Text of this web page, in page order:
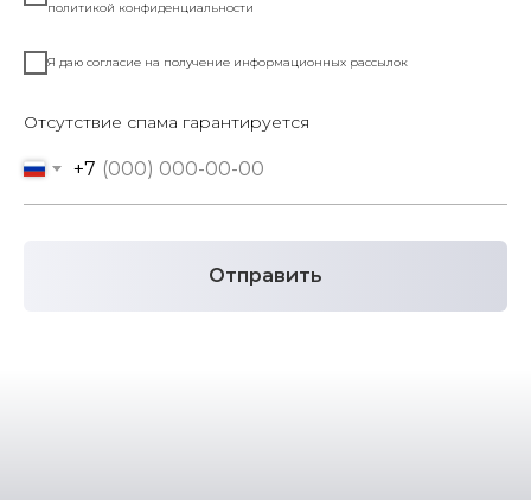
политикой конфиденциальности
Я даю согласие на получение информационных рассылок
Отсутствие спама гарантируется
+7
Отправить